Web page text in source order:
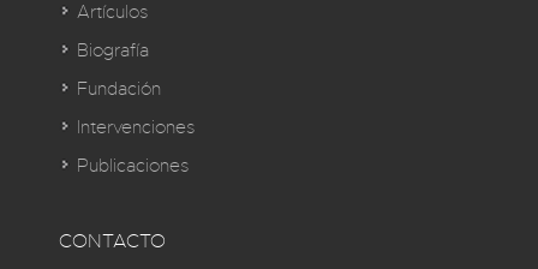
Artículos
Biografía
Fundación
Intervenciones
Publicaciones
CONTACTO